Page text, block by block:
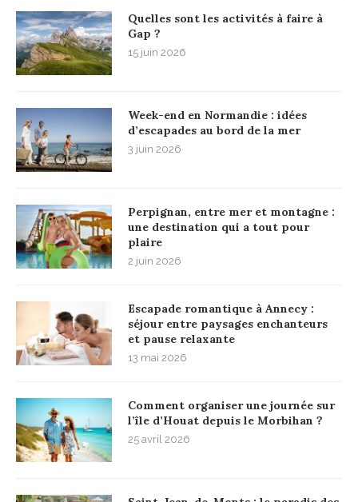
Quelles sont les activités à faire à
Gap ?
15 juin 2026
Week-end en Normandie : idées
d’escapades au bord de la mer
3 juin 2026
Perpignan, entre mer et montagne :
une destination qui a tout pour
plaire
2 juin 2026
Escapade romantique à Annecy :
séjour entre paysages enchanteurs
et pause relaxante
13 mai 2026
Comment organiser une journée sur
l’île d’Houat depuis le Morbihan ?
25 avril 2026